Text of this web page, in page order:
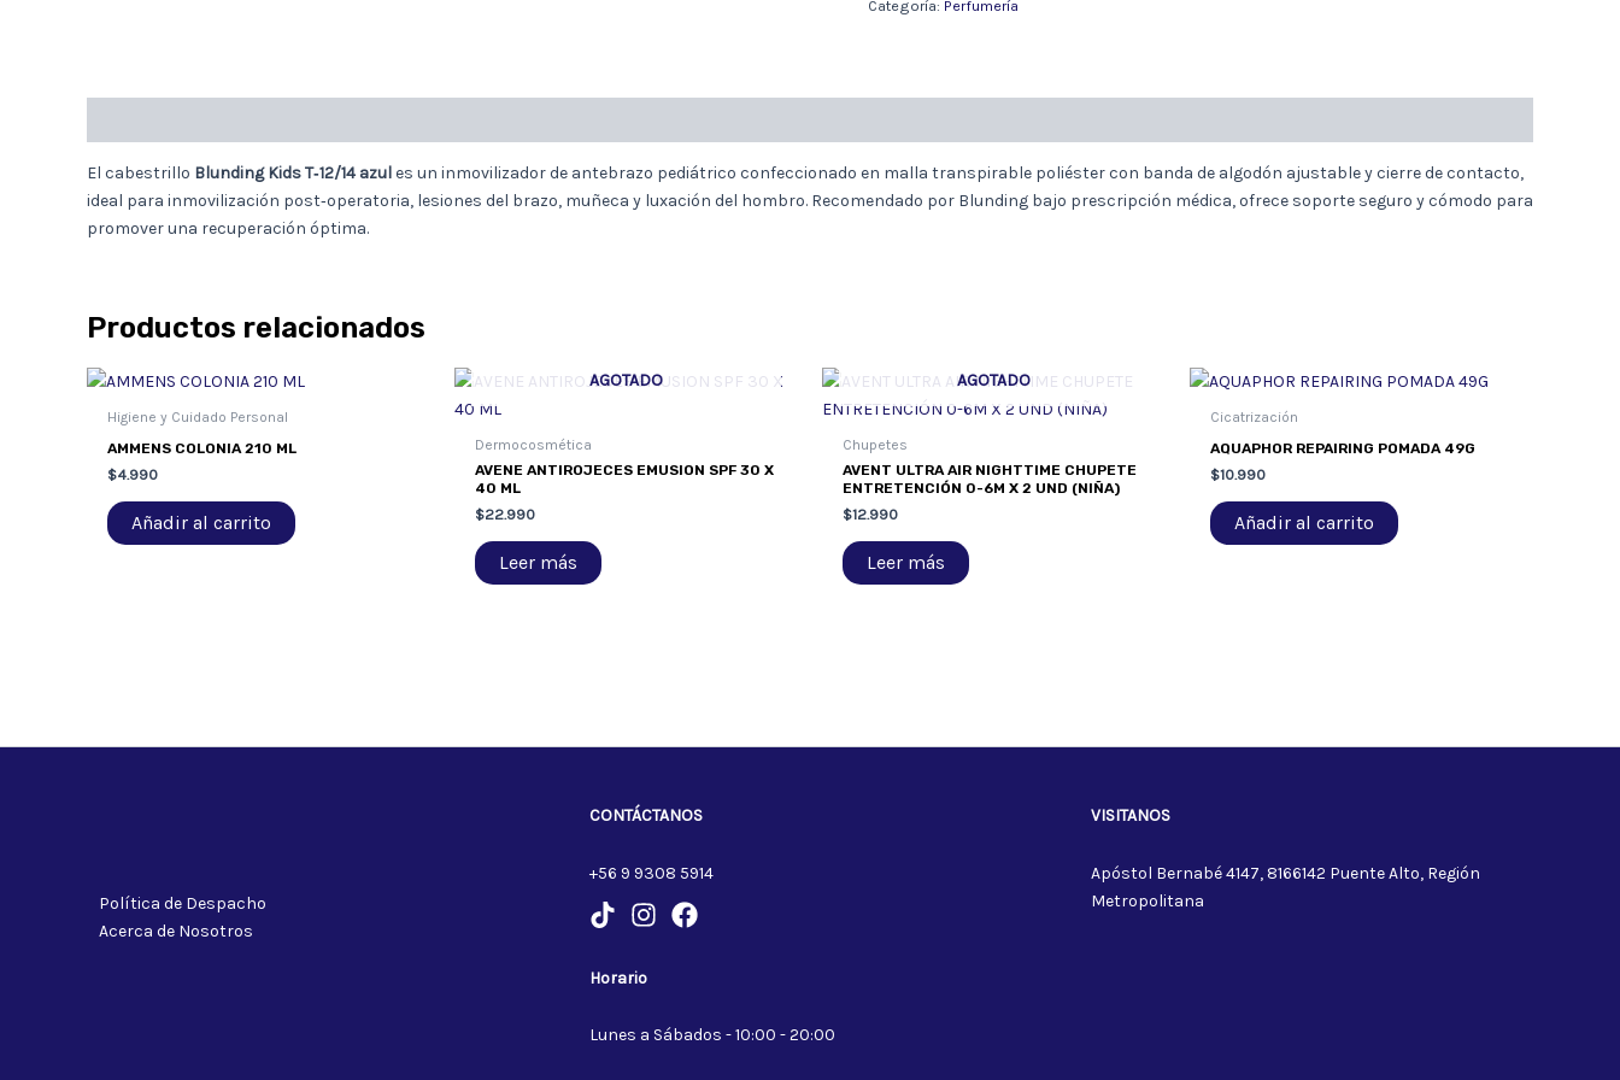
T
cantidad
Categoría: Perfumería
El cabestrillo Blunding Kids T‑12/14 azules un inmovilizador de antebrazo pediátrico confeccionado en malla transpirable poliéster con banda de algodón ajustable y cierre de contacto,
ideal para inmovilización post‑operatoria, lesiones del brazo, muñeca y luxación del hombro. Recomendado por Blunding bajo prescripción médica, ofrece soporte seguro y cómodo para
promover una recuperación óptima.
Productos relacionados
Higiene y Cuidado Personal
AMMENS COLONIA 210 ML
$4.990
Añadir al carrito
AGOTADO
Dermocosmética
AVENE ANTIROJECES EMUSION SPF 30 X
40 ML
$22.990
Leer más
AGOTADO
Chupetes
AVENT ULTRA AIR NIGHTTIME CHUPETE
ENTRETENCIÓN 0-6M X 2 UND (NIÑA)
$12.990
Leer más
Cicatrización
AQUAPHOR REPAIRING POMADA 49G
$10.990
Añadir al carrito
Política de Despacho
Acerca de Nosotros
CONTÁCTANOS
+56 9 9308 5914
Horario
Lunes a Sábados - 10:00 - 20:00
VISITANOS
Apóstol Bernabé 4147, 8166142 Puente Alto, Región
Metropolitana